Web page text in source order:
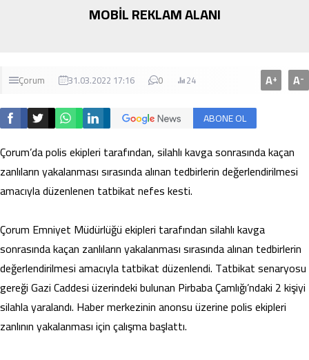
MOBİL REKLAM ALANI
Çorum 31.03.2022 17:16 0 24 A+ A-
ABONE OL
Çorum’da polis ekipleri tarafından, silahlı kavga sonrasında kaçan
zanlıların yakalanması sırasında alınan tedbirlerin değerlendirilmesi
amacıyla düzenlenen tatbikat nefes kesti.
Çorum Emniyet Müdürlüğü ekipleri tarafından silahlı kavga
sonrasında kaçan zanlıların yakalanması sırasında alınan tedbirlerin
değerlendirilmesi amacıyla tatbikat düzenlendi. Tatbikat senaryosu
gereği Gazi Caddesi üzerindeki bulunan Pirbaba Çamlığı’ndaki 2 kişiyi
silahla yaralandı. Haber merkezinin anonsu üzerine polis ekipleri
zanlının yakalanması için çalışma başlattı.